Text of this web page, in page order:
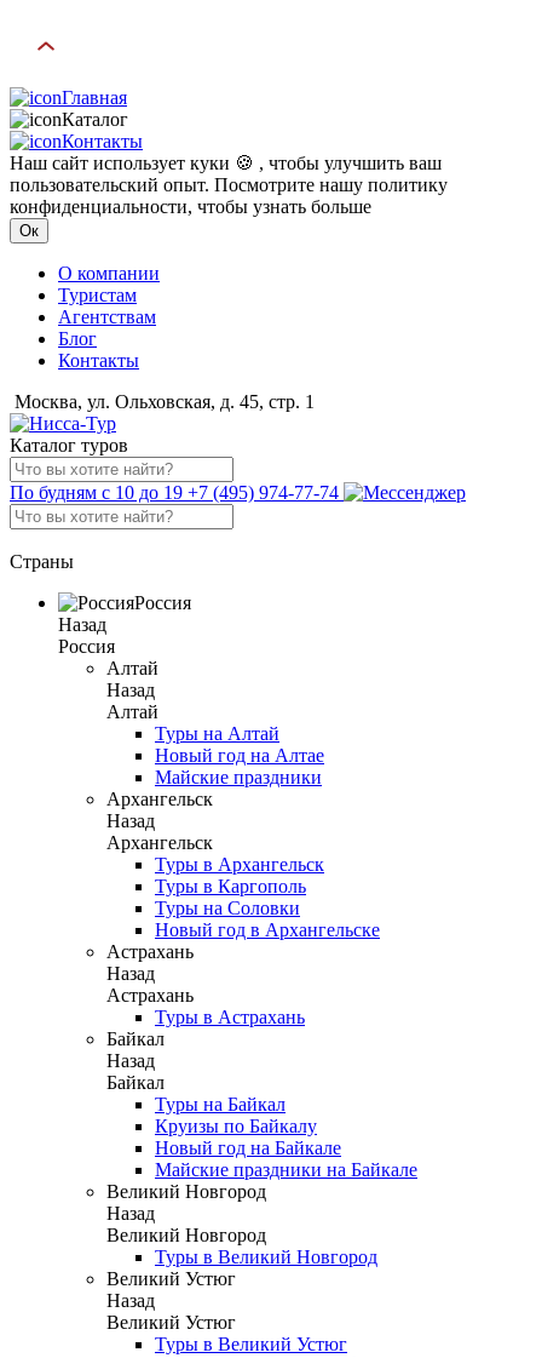
Главная
Каталог
Контакты
Наш сайт использует куки 🍪 , чтобы улучшить ваш
пользовательский опыт. Посмотрите нашу политику
конфиденциальности, чтобы узнать больше
Ок
О компании
Туристам
Агентствам
Блог
Контакты
Москва, ул. Ольховская, д. 45, стр. 1
Каталог туров
По будням с 10 до 19 +7 (495) 974-77-74
Страны
Россия
Назад
Россия
Алтай
Назад
Алтай
Туры на Алтай
Новый год на Алтае
Майские праздники
Архангельск
Назад
Архангельск
Туры в Архангельск
Туры в Каргополь
Туры на Соловки
Новый год в Архангельске
Астрахань
Назад
Астрахань
Туры в Астрахань
Байкал
Назад
Байкал
Туры на Байкал
Круизы по Байкалу
Новый год на Байкале
Майские праздники на Байкале
Великий Новгород
Назад
Великий Новгород
Туры в Великий Новгород
Великий Устюг
Назад
Великий Устюг
Туры в Великий Устюг